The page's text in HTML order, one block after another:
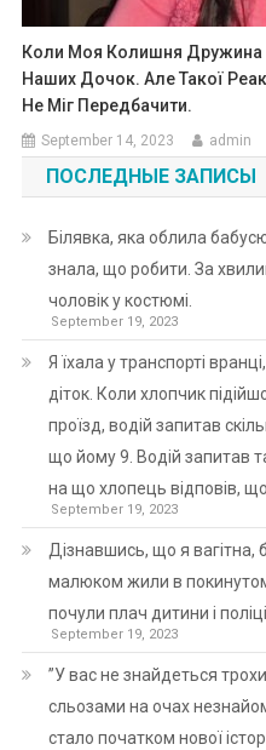
Коли Моя Колишня Дружина
Наших Дочок. Але Такої
Не Міг Передбачити.
September 14, 2023 admin
ПОСЛЕДНЫЕ ЗАПИСЫ
Білявка, яка облила
знала, що робити. За
чоловік у костюмі.
September 19, 2023
Я їхала у транспорті
діток. Коли хлопчик
проїзд, водій запитав
що йому 9. Водій запитав
на що хлопець відповів,
September 19, 2023
Дізнавшись, що я вагітна,
малюком жили в
почули плач дитини і
September 19, 2023
”У вас не знайдеться
сльозами на очах
стало початком нової